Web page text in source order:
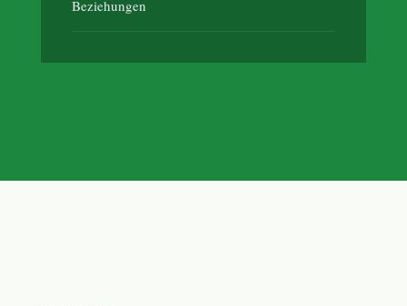
Beziehungen